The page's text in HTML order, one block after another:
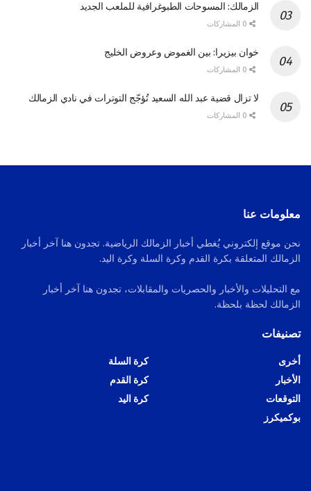
الزمالك: المسوحات الطبوغرافية للملعب الجديد
خوان بيزيرا: بين الغموض وعروض الخليج
لا تزال قضية عبد الله السعيد تُؤجّج التوترات في نادي الزمالك
معلومات عنا
نحن موقع إلكتروني يُغطي أخبار الزمالك الرياضية. تجدون هنا آخر أخبار
الزمالك المتعلقة بكرة القدم وكرة السلة وكرة اليد.
مع التحليلات والأخبار والحصريات والمقابلات، تجدون هنا آخر أخبار
الزمالك لحظة بلحظة.
تصنيفات
أخرى
الأخبار
التوقعات
بوكميكرز
كرة السلة
كرة القدم
كرة اليد